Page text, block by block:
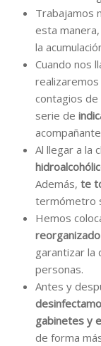
Trabajamos
esta
la
Cuando nos
realizaremos
contagios de
serie de
Al llegar a la
Además, te
termómetro
Hemos
garantizar la
personas.
Antes y
gabinetes y
de forma